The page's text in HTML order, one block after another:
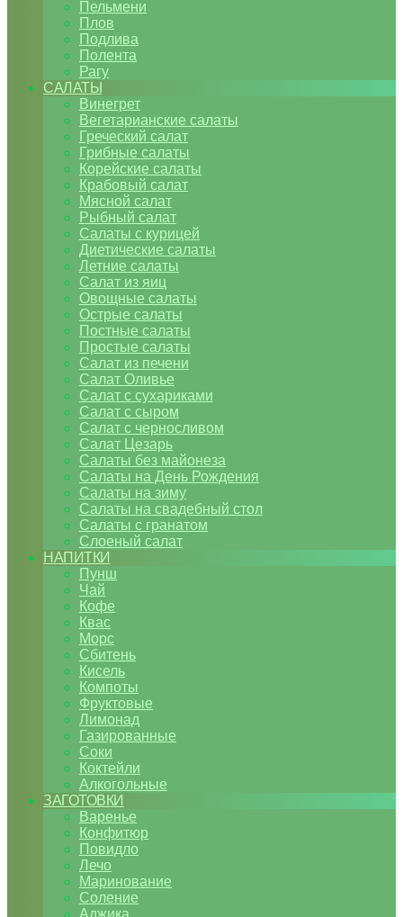
Пельмени
Плов
Подлива
Полента
Рагу
САЛАТЫ
Винегрет
Вегетарианские салаты
Греческий салат
Грибные салаты
Корейские салаты
Крабовый салат
Мясной салат
Рыбный салат
Салаты с курицей
Диетические салаты
Летние салаты
Салат из яиц
Овощные салаты
Острые салаты
Постные салаты
Простые салаты
Салат из печени
Салат Оливье
Салат с сухариками
Салат с сыром
Салат с черносливом
Салат Цезарь
Салаты без майонеза
Салаты на День Рождения
Салаты на зиму
Салаты на свадебный стол
Салаты с гранатом
Слоеный салат
НАПИТКИ
Пунш
Чай
Кофе
Квас
Морс
Сбитень
Кисель
Компоты
Фруктовые
Лимонад
Газированные
Соки
Коктейли
Алкогольные
ЗАГОТОВКИ
Варенье
Конфитюр
Повидло
Лечо
Маринование
Соление
Аджика